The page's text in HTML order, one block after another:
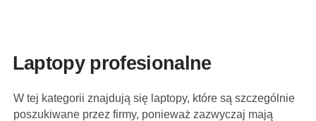
Laptopy profesionalne
W tej kategorii znajdują się laptopy, które są szczególnie
poszukiwane przez firmy, ponieważ zazwyczaj mają